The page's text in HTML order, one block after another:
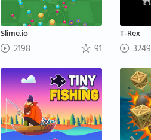
Slime.io
2198 91
T-Rex
3249